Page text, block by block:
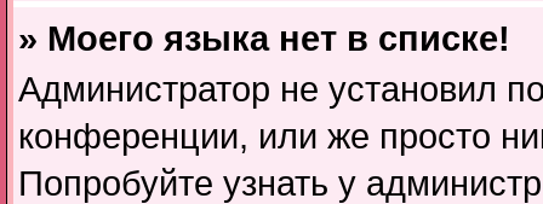
» Моего языка нет в списке!
Администратор не установил
конференции, или же просто
Попробуйте узнать у